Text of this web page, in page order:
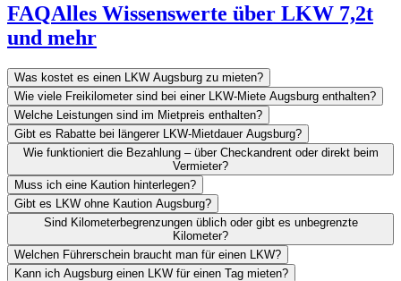
FAQAlles Wissenswerte über LKW 7,2t
und mehr
Was kostet es einen LKW Augsburg zu mieten?
Wie viele Freikilometer sind bei einer LKW-Miete Augsburg enthalten?
Welche Leistungen sind im Mietpreis enthalten?
Gibt es Rabatte bei längerer LKW-Mietdauer Augsburg?
Wie funktioniert die Bezahlung – über Checkandrent oder direkt beim
Vermieter?
Muss ich eine Kaution hinterlegen?
Gibt es LKW ohne Kaution Augsburg?
Sind Kilometerbegrenzungen üblich oder gibt es unbegrenzte
Kilometer?
Welchen Führerschein braucht man für einen LKW?
Kann ich Augsburg einen LKW für einen Tag mieten?